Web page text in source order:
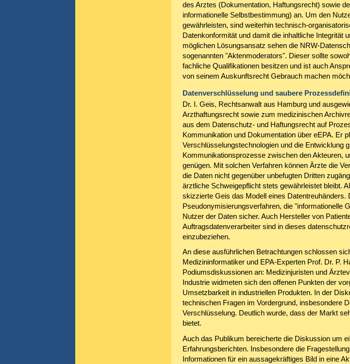
des Arztes (Dokumentation, Haftungsrecht) sowie
informationelle Selbstbestimmung) an. Um den
gewährleisten, sind weiterhin technisch-
Datenkonformität und damit die inhaltliche Integrität
möglichen Lösungsansatz sehen die NRW-
sogenannten "Aktenmoderators". Dieser sollte
fachliche Qualifikationen besitzen und ist auch
von seinem Auskunftsrecht Gebrauch machen
Datenverschlüsselung und saubere
Dr. I. Geis, Rechtsanwalt aus Hamburg und
Arzthaftungsrecht sowie zum medizinischen
aus dem Datenschutz- und Haftungsrecht auf
Kommunikation und Dokumentation über eEPA. Er
Verschlüsselungstechnologien und die Entwicklung
Kommunikationsprozesse zwischen den Akteuren,
genügen. Mit solchen Verfahren können Ärzte die
die Daten nicht gegenüber unbefugten Dritten
ärztliche Schweigepflicht stets gewährleistet bleibt.
skizzierte Geis das Modell eines Datentreuhänders.
Pseudonymisierungsverfahren, die "informationelle
Nutzer der Daten sicher. Auch Hersteller von
Auftragsdatenverarbeiter sind in dieses
einzubeziehen.
An diese ausführlichen Betrachtungen schlossen
Medizininformatiker und EPA-Experten Prof. Dr. P.
Podiumsdiskussionen an: Medizinjuristen und
Industrie widmeten sich den offenen Punkten der
Umsetzbarkeit in industriellen Produkten. In der
technischen Fragen im Vordergrund, insbesondere
Verschlüsselung. Deutlich wurde, dass der Markt
bietet.
Auch das Publikum bereicherte die Diskussion um
Erfahrungsberichten. Insbesondere die
Informationen für ein aussagekräftiges Bild in eine